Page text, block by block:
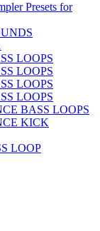
Presets for
LOOPS
LOOPS
LOOPS
LOOPS
BASS LOOPS
KICK
LOOP